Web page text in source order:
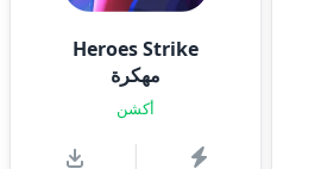
Heroes Strike
مهكرة
أكشن